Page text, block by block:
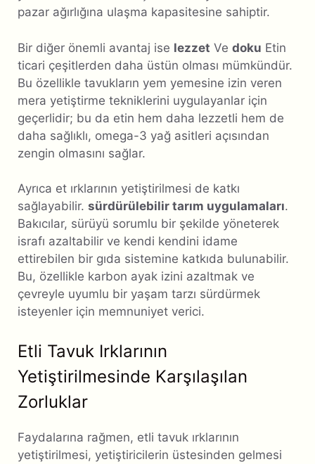
pazar ağırlığına ulaşma kapasitesine sahiptir.
Bir diğer önemli avantaj ise lezzet Ve doku Etin
ticari çeşitlerden daha üstün olması mümkündür.
Bu özellikle tavukların yem yemesine izin veren
mera yetiştirme tekniklerini uygulayanlar için
geçerlidir; bu da etin hem daha lezzetli hem de
daha sağlıklı, omega-3 yağ asitleri açısından
zengin olmasını sağlar.
Ayrıca et ırklarının yetiştirilmesi de katkı
sağlayabilir. sürdürülebilir tarım uygulamaları.
Bakıcılar, sürüyü sorumlu bir şekilde yöneterek
israfı azaltabilir ve kendi kendini idame
ettirebilen bir gıda sistemine katkıda bulunabilir.
Bu, özellikle karbon ayak izini azaltmak ve
çevreyle uyumlu bir yaşam tarzı sürdürmek
isteyenler için memnuniyet verici.
Etli Tavuk Irklarının
Yetiştirilmesinde Karşılaşılan
Zorluklar
Faydalarına rağmen, etli tavuk ırklarının
yetiştirilmesi, yetiştiricilerin üstesinden gelmesi